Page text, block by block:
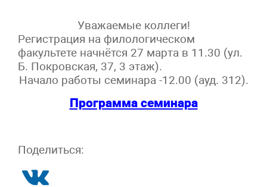
Уважаемые коллеги!
Регистрация на филологическом
факультете начнётся 27 марта в 11.30 (ул.
Б. Покровская, 37, 3 этаж).
Начало работы семинара -12.00 (ауд. 312).
Программа семинара
Поделиться: